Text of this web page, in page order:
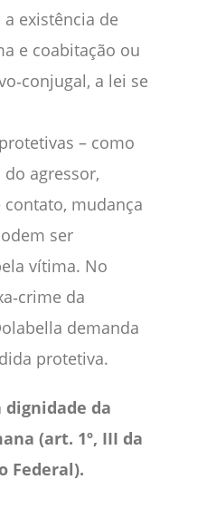
existência de
e coabitação ou
a lei se
– como
agressor,
mudança
ser
vítima. No
da
demanda
protetiva.
dignidade da
(art. 1º, III da
Federal).